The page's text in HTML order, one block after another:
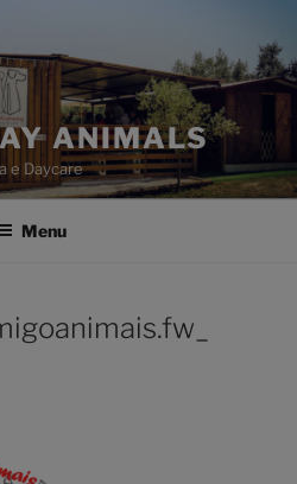
ANIMALS
e Daycare
Menu